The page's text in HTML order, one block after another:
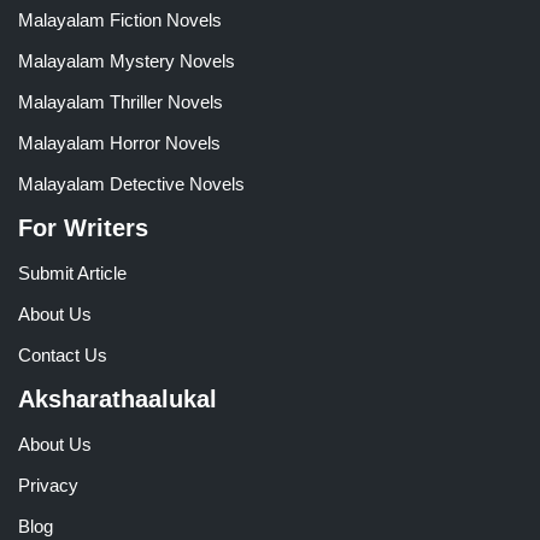
Malayalam Fiction Novels
Malayalam Mystery Novels
Malayalam Thriller Novels
Malayalam Horror Novels
Malayalam Detective Novels
For Writers
Submit Article
About Us
Contact Us
Aksharathaalukal
About Us
Privacy
Blog